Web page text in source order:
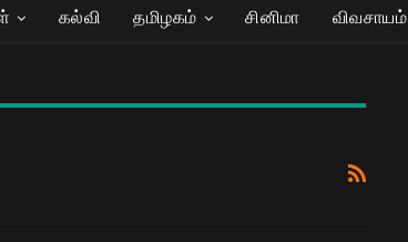
கல்வி தமிழகம் சினிமா விவசாயம்